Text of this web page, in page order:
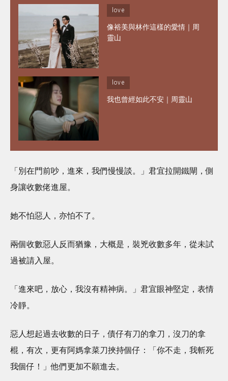
love
像裕美與林作這樣的愛情｜周
靈山
love
我也曾經如此不安｜周靈山
「別在門前吵，進來，我們慢慢談。」君宜拉開鐵閘，側
身讓收數佬進屋。
她不怕惡人，亦怕不了。
兩個收數惡人反而猶豫，大概是，裝兇收數多年，從未試
過被請入屋。
「進來吧，放心，我沒有精神病。」君宜眼神堅定，表情
冷靜。
惡人想起過去收數的日子，債仔有刀的拿刀，沒刀的拿
棍，有次，更有阿媽拿菜刀挾持個仔：「你不走，我斬死
我個仔！」他們更加不願進去。